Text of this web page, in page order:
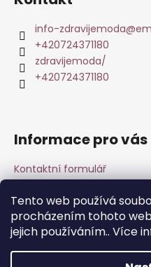
Tento web používá
procházením tohoto
jejich používáním.. Více
info-zdravijemoda@
+420724371180
zdravijemoda/
+420724371180
Informace pro vás
Kontaktní formulář
Podmínky ochrany
O nás
DuoLife Club - plný výhod